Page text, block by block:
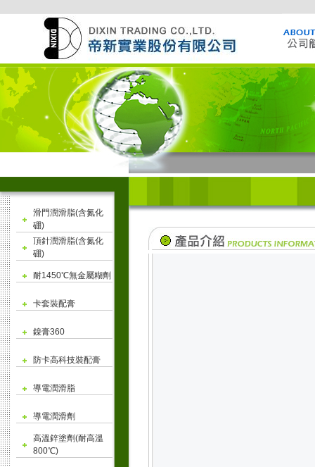
滑門潤滑脂(含氮化
硼)
頂針潤滑脂(含氮化
硼)
耐1450℃無金屬糊劑
卡套裝配膏
鎳膏360
防卡高科技裝配膏
導電潤滑脂
導電潤滑劑
高溫鋅塗劑(耐高溫
800℃)